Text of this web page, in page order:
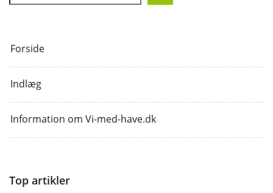
Forside
Indlæg
Information om Vi-med-have.dk
Top artikler